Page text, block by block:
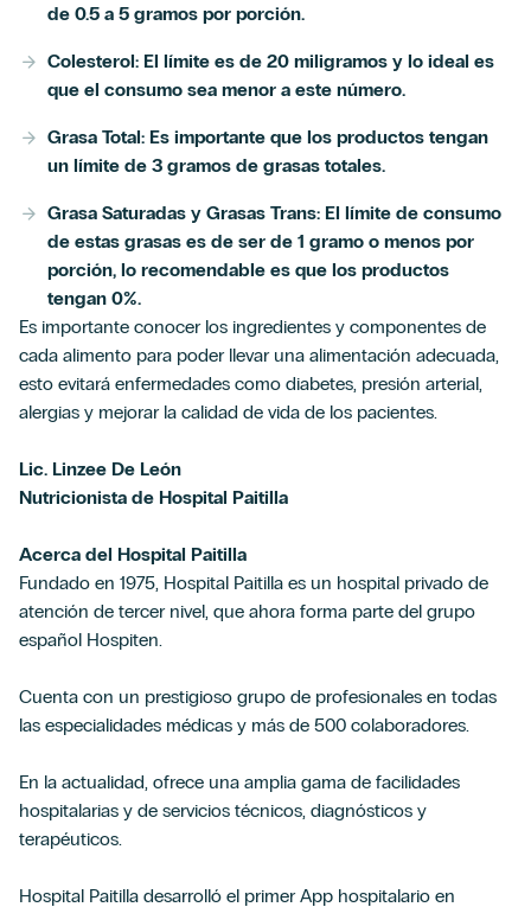
de 0.5 a 5 gramos por porción.
Colesterol: El límite es de 20 miligramos y lo ideal es
que el consumo sea menor a este número.
Grasa Total: Es importante que los productos tengan
un límite de 3 gramos de grasas totales.
Grasa Saturadas y Grasas Trans: El límite de consumo
de estas grasas es de ser de 1 gramo o menos por
porción, lo recomendable es que los productos
tengan 0%.
Es importante conocer los ingredientes y componentes de
cada alimento para poder llevar una alimentación adecuada,
esto evitará enfermedades como diabetes, presión arterial,
alergias y mejorar la calidad de vida de los pacientes.
Lic. Linzee De León
Nutricionista de Hospital Paitilla
Acerca del Hospital Paitilla
Fundado en 1975, Hospital Paitilla es un hospital privado de
atención de tercer nivel, que ahora forma parte del grupo
español Hospiten.
Cuenta con un prestigioso grupo de profesionales en todas
las especialidades médicas y más de 500 colaboradores.
En la actualidad, ofrece una amplia gama de facilidades
hospitalarias y de servicios técnicos, diagnósticos y
terapéuticos.
Hospital Paitilla desarrolló el primer App hospitalario en